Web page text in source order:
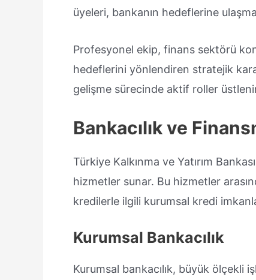
üyeleri, bankanın hedeflerine
Profesyonel ekip, finans sektörü
hedeflerini yönlendiren stratejik
gelişme sürecinde aktif roller
Bankacılık ve
Türkiye Kalkınma ve Yatırım
hizmetler sunar. Bu hizmetler
kredilerle ilgili kurumsal kredi
Kurumsal Bankacılık
Kurumsal bankacılık, büyük ölçekli